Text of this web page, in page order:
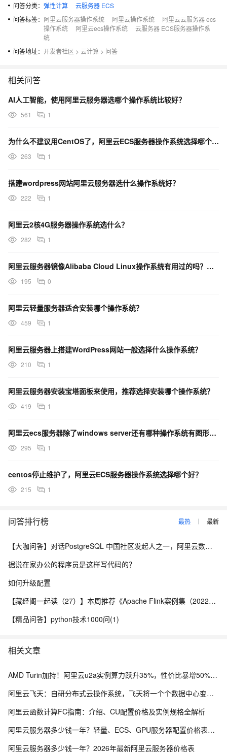
问答分类： 弹性计算
云服务器 ECS
问答标签： 阿里云服务器操作系统 阿里云操作系统
阿里云云服务器 ecs
操作系统
阿里云ecs操作系统
云服务器 ECS服务器操作系
统
问答地址： 开发者社区 > 云计算 > 问答
相关问答
AI人工智能，使用阿里云服务器选哪个操作系统比较好？
561 1
为什么不建议用CentOS了，阿里云ECS服务器操作系统选择哪个好？
263 1
搭建wordpress网站阿里云服务器选什么操作系统好？
222 1
阿里云2核4G服务器操作系统选什么？
282 1
阿里云服务器镜像Alibaba Cloud Linux操作系统有用过的吗？怎么样？
195 0
阿里云轻量服务器适合安装哪个操作系统？
459 1
阿里云服务器上搭建WordPress网站一般选择什么操作系统？
210 1
阿里云服务器安装宝塔面板来使用，推荐选择安装哪个操作系统？
419 1
阿里云ecs服务器除了windows server还有哪种操作系统有图形桌面？
295 1
centos停止维护了，阿里云ECS服务器操作系统选择哪个好？
215 1
问答排行榜 最热 最新
【大咖问答】对话PostgreSQL 中国社区发起人之一，阿里云数据库高级专家 德哥
据说在家办公的程序员是这样写代码的？
如何升级配置
【藏经阁一起读（27）】本周推荐《Apache Flink案例集（2022版）》，你有哪些心得？
【精品问答】python技术1000问(1)
相关文章
AMD Turin加持！阿里云u2a实例算力跃升35%，性价比暴增50%，通用算力新王登场
阿里云飞天：自研分布式云操作系统，飞天将一个个数据中心变成一台超级计算机！
阿里云函数计算FC指南：介绍、CU配置价格及实例规格全解析
阿里云服务器多少钱一年？轻量、ECS、GPU服务器配置价格表，个人、企业及学生活动整理
阿里云服务器多少钱一年？2026年最新阿里云服务器价格表